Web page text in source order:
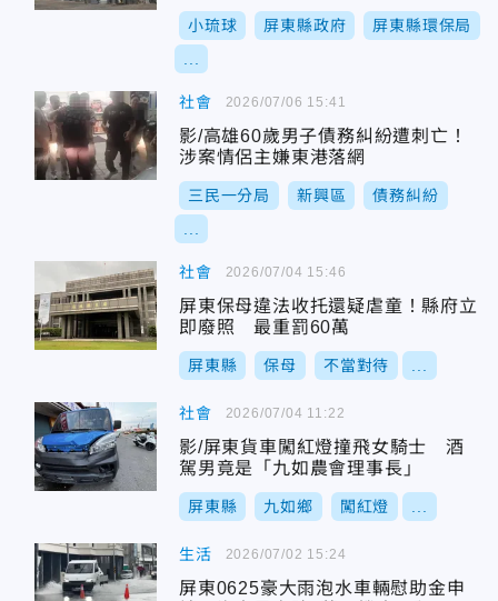
小琉球 屏東縣政府 屏東縣環保局
社會
影/高雄60歲男子債務糾紛遭刺亡！
涉案情侶主嫌東港落網
三民一分局 新興區 債務糾紛
2026/07/06 15:41
社會
屏東保母違法收托還疑虐童！縣府立
即廢照 最重罰60萬
屏東縣 保母 不當對待
2026/07/04 15:46
社會
影/屏東貨車闖紅燈撞飛女騎士 酒
駕男竟是「九如農會理事長」
屏東縣 九如鄉 闖紅燈
2026/07/04 11:22
生活
屏東0625豪大雨泡水車輛慰助金申
2026/07/02 15:24